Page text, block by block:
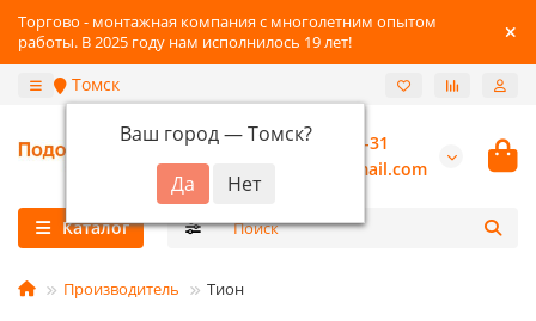
Торгово - монтажная компания с многолетним опытом
работы. В 2025 году нам исполнилось 19 лет!
Томск
Ваш город —Томск?
+7-3822-96-03-31
burannsk@gmail.com
Каталог
Производитель Тион